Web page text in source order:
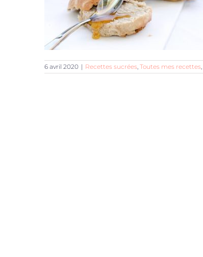
6 avril 2020 | Recettes sucrées, Toutes mes recettes,